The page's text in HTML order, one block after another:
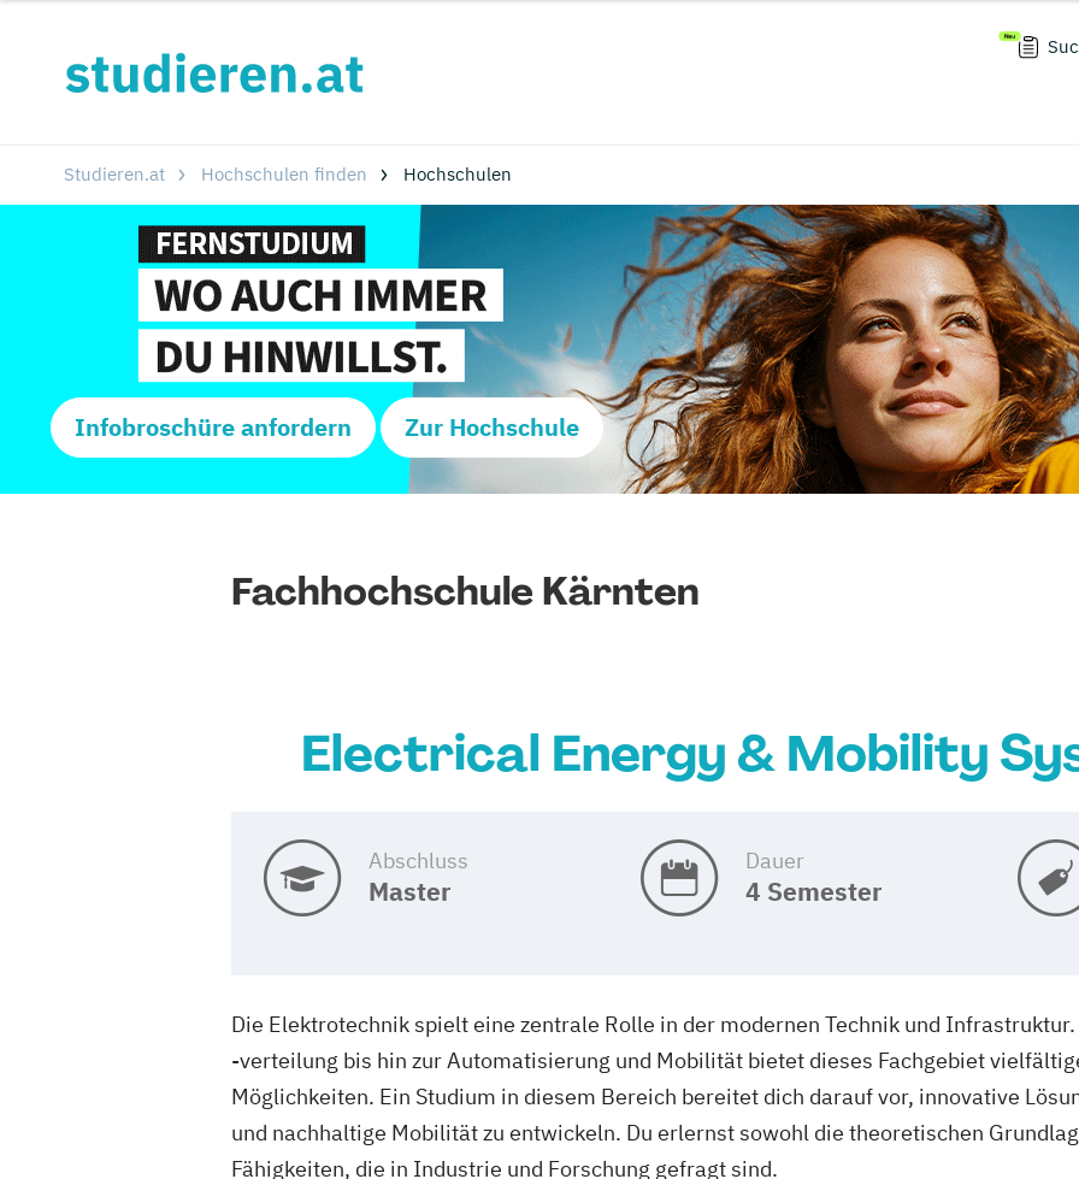
Studieren.at Hochschulen finden Hochschulen
Infobroschüre anfordern Zur Hochschule
Fachhochschule Kärnten
Electrical Energy & Mobility
Abschluss
Master
Dauer
4 Semester
Die Elektrotechnik spielt eine zentrale Rolle in der modernen Technik und
-verteilung bis hin zur Automatisierung und Mobilität bietet dieses Fachgebiet
Möglichkeiten. Ein Studium in diesem Bereich bereitet dich darauf vor, innovative
und nachhaltige Mobilität zu entwickeln. Du erlernst sowohl die theoretischen
Fähigkeiten, die in Industrie und Forschung gefragt sind.